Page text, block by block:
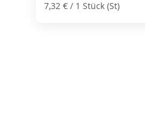
7,32 € / 1 Stück (St)